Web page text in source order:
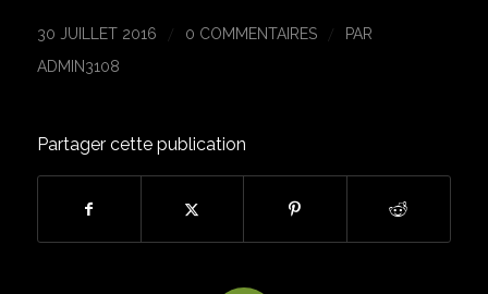
30 JUILLET 2016 / 0 COMMENTAIRES /
PAR
ADMIN3108
Partager cette publication